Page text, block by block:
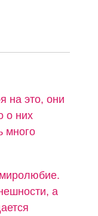
на это, они
о них
много
миролюбие.
а